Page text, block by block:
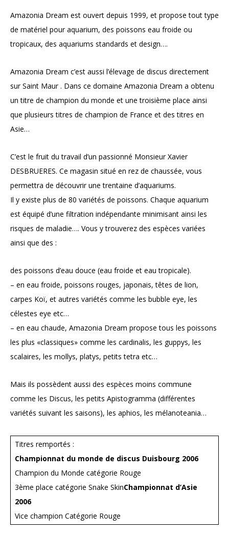
Amazonia Dream est ouvert depuis 1999, et propose tout type
de matériel pour aquarium, des poissons eau froide ou
tropicaux, des aquariums standards et design….
Amazonia Dream c’est aussi l’élevage de discus directement
sur Saint Maur . Dans ce domaine Amazonia Dream a obtenu
un titre de champion du monde et une troisième place ainsi
que plusieurs titres de champion de France et des titres en
Asie…
C’est le fruit du travail d’un passionné Monsieur Xavier
DESBRUERES. Ce magasin situé en rez de chaussée, vous
permettra de découvrir une trentaine d’aquariums.
Il y existe plus de 80 variétés de poissons. Chaque aquarium
est équipé d’une filtration indépendante minimisant ainsi les
risques de maladie…. Vous y trouverez des espèces variées
ainsi que des :
des poissons d’eau douce (eau froide et eau tropicale).
– en eau froide, poissons rouges, japonais, têtes de lion,
carpes Koï, et autres variétés comme les bubble eye, les
célestes eye etc…
– en eau chaude, Amazonia Dream propose tous les poissons
les plus «classiques» comme les cardinalis, les guppys, les
scalaires, les mollys, platys, petits tetra etc…
Mais ils possèdent aussi des espèces moins commune
comme les Discus, les petits Apistogramma (différentes
variétés suivant les saisons), les aphios, les mélanoteania…
Titres remportés :
Championnat du monde de discus Duisbourg 2006
Champion du Monde catégorie Rouge
3ème place catégorie Snake SkinChampionnat d’Asie
2006
Vice champion Catégorie Rouge